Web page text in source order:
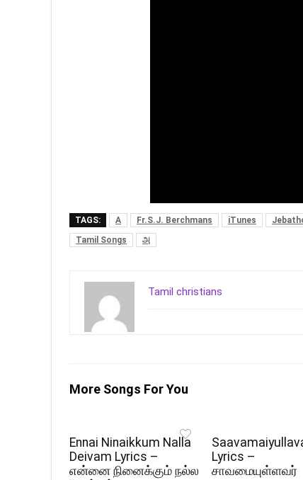
TAGS: A Fr.S.J. Berchmans iTunes
Tamil Songs
அ
Tamil christians
More Songs For You
Ennai Ninaikkum Nalla
Deivam Lyrics –
என்னை நினைக்கும் நல்ல
Lyrics –
சாவமையுள்ளவர்